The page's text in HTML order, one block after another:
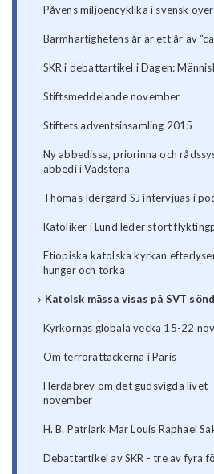
Påvens miljöencyklika i svensk
Barmhärtighetens år är ett år av
SKR i debattartikel i Dagen:
Stiftsmeddelande november
Stiftets adventsinsamling 2015
Ny abbedissa, priorinna och
abbedi i Vadstena
Thomas Idergard SJ intervjuas i
Katoliker i Lund leder stort
Etiopiska katolska kyrkan
hunger och torka
Katolsk mässa visas på SVT
Kyrkornas globala vecka 15-22
Om terrorattackerna i Paris
Herdabrev om det gudsvigda livet
november
H. B. Patriark Mar Louis Raphael
Debattartikel av SKR - tre av fyra